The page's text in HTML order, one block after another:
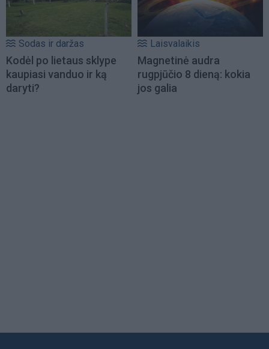
Sodas ir daržas
Kodėl po lietaus sklype
kaupiasi vanduo ir ką
daryti?
Laisvalaikis
Magnetinė audra
rugpjūčio 8 dieną: kokia
jos galia